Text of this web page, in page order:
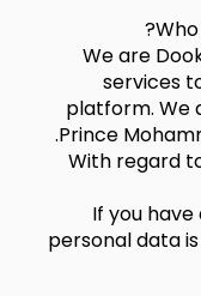
We are
services
platform. We
Prince
With regard
If you
personal data